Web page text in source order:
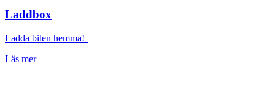
Laddbox
Ladda bilen hemma!
Läs mer